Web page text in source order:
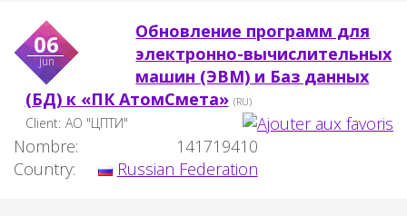
06
jun
Обновление программ для
электронно-вычислительных
машин (ЭВМ) и Баз данных
(БД) к «ПК АтомСмета» (RU)
Client: АО "ЦПТИ"
Nombre:
141719410
Country:
Russian Federation